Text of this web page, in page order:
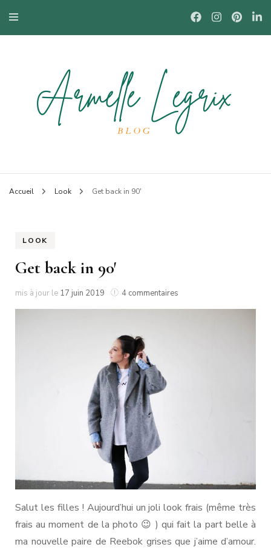
Armelle
Accueil Look Get back in 90′
LOOK
Get back in 90′
mis à jour le 17 juin 2019 4 commentaires
Salut les filles ! Aujourd’hui un joli look frais (même très
frais au moment de la photo 😉 ) qui fait la part belle à
ma nouvelle paire de Reebok grises que j’aime d’amour.